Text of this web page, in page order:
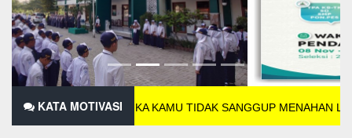
KATA MOTIVASI
JIKA KAMU TIDAK SANGGUP MENAHAN LELAHNYA